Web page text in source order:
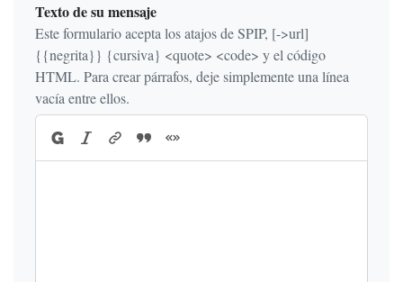
Texto de su mensaje
Este formulario acepta los atajos de SPIP, [->url]
{{negrita}} {cursiva} <quote> <code> y el código
HTML. Para crear párrafos, deje simplemente una línea
vacía entre ellos.